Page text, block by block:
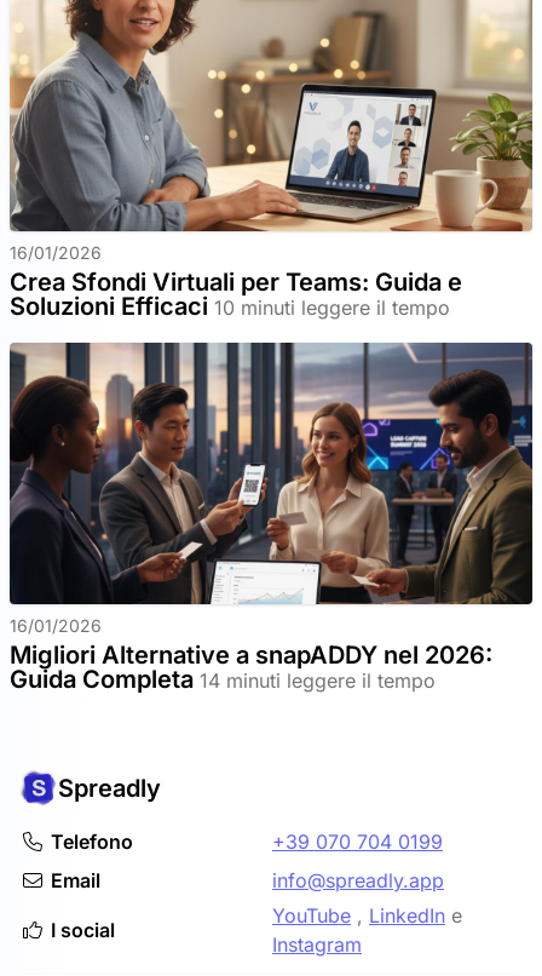
16/01/2026
Crea Sfondi Virtuali per Teams: Guida e
Soluzioni Efficaci 10 minuti leggere il tempo
16/01/2026
Migliori Alternative a snapADDY nel 2026:
Guida Completa 14 minuti leggere il tempo
Spreadly
Telefono
+39 070 704 0199
Email
info@spreadly.app
I social
YouTube , LinkedIn e
Instagram